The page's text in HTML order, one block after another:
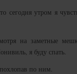
сегодня утром я
на заметные
я буду спать.
по ним.